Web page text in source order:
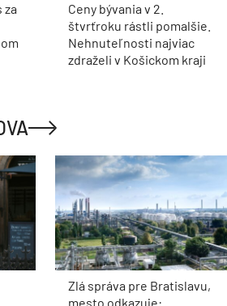
za
Ceny bývania v 2.
štvrťroku rástli pomalšie.
Nehnuteľnosti najviac
zdraželi v Košickom kraji
Zlá správa pre Bratislavu,
mesto odkazuje: